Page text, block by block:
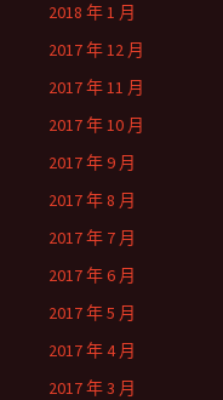
2018 年 1 月
2017 年 12 月
2017 年 11 月
2017 年 10 月
2017 年 9 月
2017 年 8 月
2017 年 7 月
2017 年 6 月
2017 年 5 月
2017 年 4 月
2017 年 3 月